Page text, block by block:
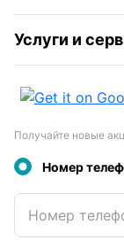
Услуги и
Получайте новые
Номер
Номер